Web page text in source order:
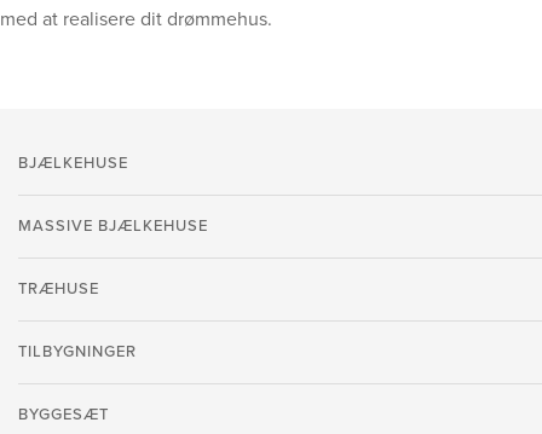
med at realisere dit drømmehus.
BJÆLKEHUSE
MASSIVE BJÆLKEHUSE
TRÆHUSE
TILBYGNINGER
BYGGESÆT